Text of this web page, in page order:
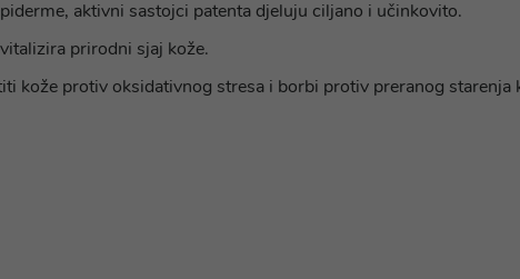
aktivni sastojci patenta djeluju ciljano i učinkovito.
prirodni sjaj kože.
kože protiv oksidativnog stresa i borbi protiv preranog starenja